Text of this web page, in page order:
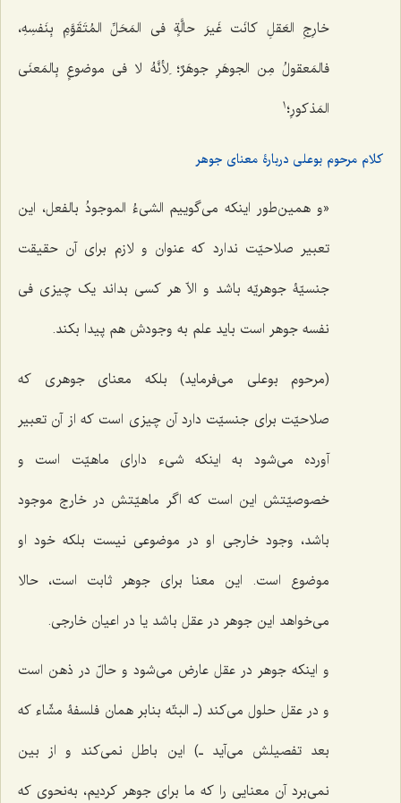
خارِجِ العَقلِ کانَت غَیرَ حالَّةٍ فی المَحَلِّ المُتَقَوَّمِ بِنَفسِهِ،
فالمَعقولُ مِن الجوهَرِ جوهَرٌ؛ لِأنَّهُ لا فی موضوعٍ بِالمَعنَى
المَذکورِ؛1
کلام مرحوم بوعلی دربارۀ معنای جوهر
«و همین‌طور اینکه می‌گوییم الشىءُ الموجودُ بالفعل، این
تعبیر صلاحیّت ندارد که عنوان و لازم براى آن حقیقت
جنسیّۀ جوهریّه باشد و الاّ هر کسى بداند یک چیزى فى
نفسه جوهر است باید علم به وجودش هم پیدا بکند.
(مرحوم بوعلی می‌فرماید) بلکه معناى جوهرى که
صلاحیّت براى جنسیّت دارد آن چیزی است که از آن تعبیر
آورده مى‌شود به اینکه شیء دارای ماهیّت است و
خصوصیّتش این است که اگر ماهیّتش در خارج موجود
باشد، وجود خارجى او در موضوعى نیست بلکه خود او
موضوع است. این معنا براى جوهر ثابت است، حالا
مى‌خواهد این جوهر در عقل باشد یا در اعیان خارجى.
و اینکه جوهر در عقل عارض مى‌شود و حالّ در ذهن است
و در عقل حلول مى‌کند (ـ البتّه بنابر همان فلسفۀ مشّاء که
بعد تفصیلش مى‌آید ـ) این باطل نمى‌کند و از بین
نمی‌برد آن معنایى را که ما براى جوهر کردیم، به‌نحوی که